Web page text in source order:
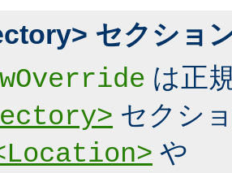
セクショ
は正
セクシ
や